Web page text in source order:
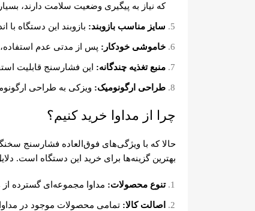
که نیاز به پیگیری وضعیت سلامت دارند،
سایز مناسب بازوبند: بازوبند این دستگاه
خاموشی خودکار: پس از مدتی عدم
منبع تغذیه چندگانه: این فشارسنج قابلیت
طراحی ارگونومیک: ویزکی به طراحی
چرا از مداوا خرید کنیم؟
حالا که با ویژگی‌های فوق‌العاده فشارسنج
بهترین گزینه‌ها برای خرید این دستگاه است.
تنوع محصولات: مداوا مجموعه‌ای گسترده
اصالت کالا: تمامی محصولات موجود در